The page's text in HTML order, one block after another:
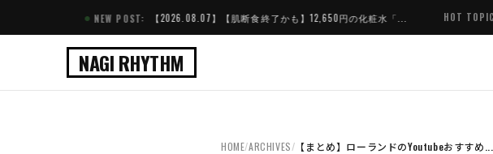
NEW POST: 【2026.08.07】【肌断食終了かも】12,650円の化粧水「... HOT TOPIC: サイト
NAGI RHYTHM
HOME/ARCHIVES/ 【まとめ】ローランドのYoutubeおすすめ...